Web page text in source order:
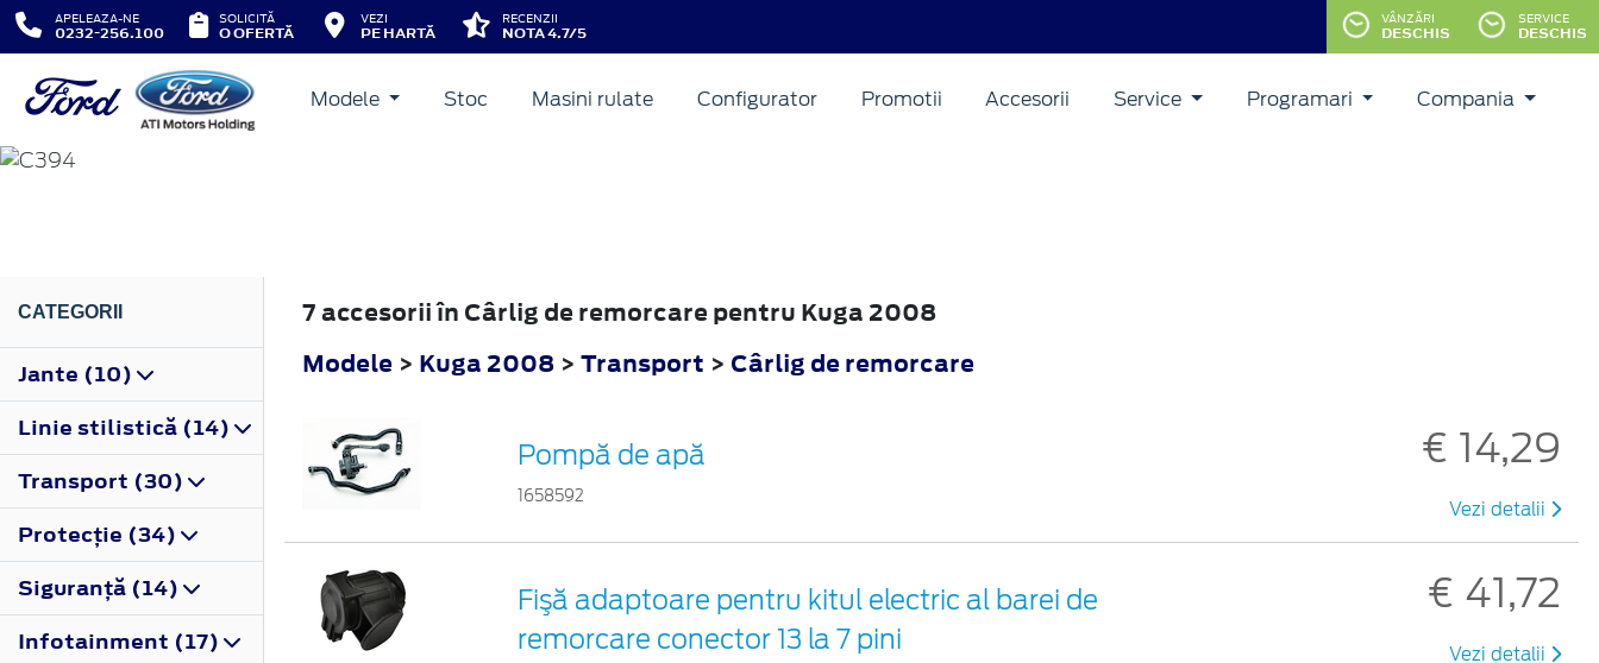
APELEAZA-NE
0232-256.100
SOLICITĂ
O OFERTĂ
VEZI
PE HARTĂ
RECENZII
NOTA 4.7/5
VÂNZĂRI
DESCHIS
SERVICE
DESCHIS
Modele Stoc Masini rulate Configurator Promotii Accesorii Service Programari Compania
KUGA
CATEGORII
Jante (10)
Linie stilistică (14)
Transport (30)
Protecţie (34)
Siguranţă (14)
Infotainment (17)
7 accesorii în Cârlig de remorcare pentru Kuga 2008
Modele > Kuga 2008 > Transport > Cârlig de remorcare
Pompă de apă
1658592
€ 14,29
Vezi detalii
Fişă adaptoare pentru kitul electric al barei de
remorcare conector 13 la 7 pini
€ 41,72
Vezi detalii